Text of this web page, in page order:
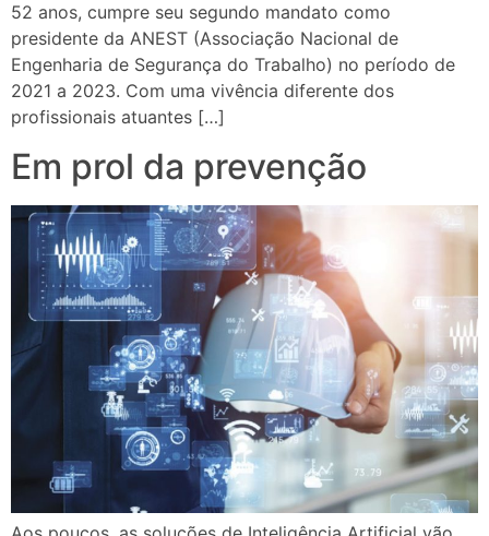
52 anos, cumpre seu segundo mandato como
presidente da ANEST (Associação Nacional de
Engenharia de Segurança do Trabalho) no período de
2021 a 2023. Com uma vivência diferente dos
profissionais atuantes […]
Em prol da prevenção